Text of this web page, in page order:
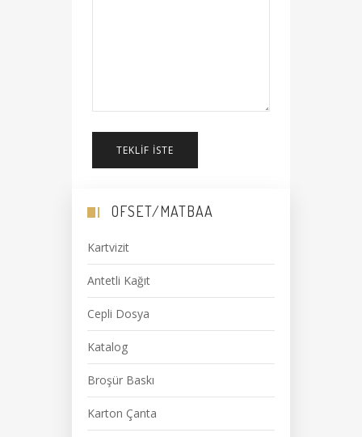
TEKLIF İSTE
OFSET/MATBAA
Kartvizit
Antetli Kağıt
Cepli Dosya
Katalog
Broşür Baskı
Karton Çanta